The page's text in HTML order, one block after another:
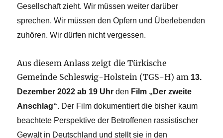
Gesellschaft zieht. Wir müssen weiter darüber
sprechen. Wir müssen den Opfern und Überlebenden
zuhören. Wir dürfen nicht vergessen.
Aus diesem Anlass zeigt die Türkische
Gemeinde Schleswig-Holstein (TGS-H) am 13.
Dezember 2022 ab 19 Uhr den Film „Der zweite
Anschlag“. Der Film dokumentiert die bisher kaum
beachtete Perspektive der Betroffenen rassistischer
Gewalt in Deutschland und stellt sie in den